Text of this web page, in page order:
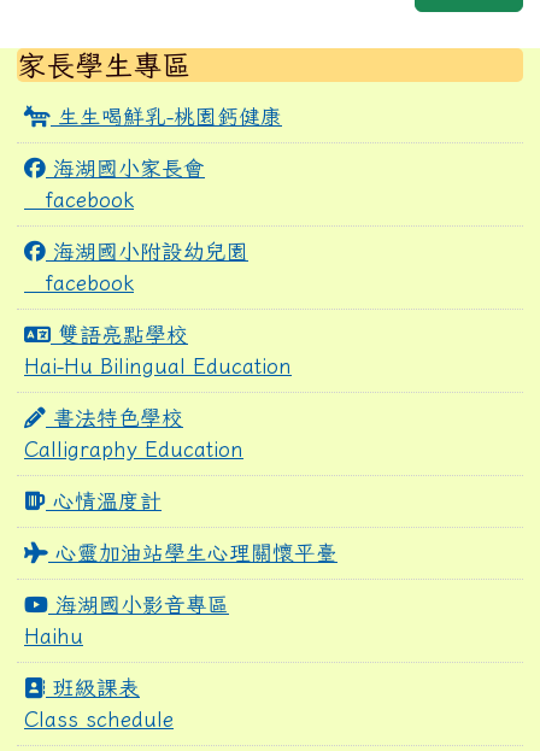
左邊區域內容
家長學生專區
生生喝鮮乳-桃園鈣健康
海湖國小家長會
facebook
海湖國小附設幼兒園
facebook
雙語亮點學校
Hai-Hu Bilingual Education
書法特色學校
Calligraphy Education
心情溫度計
心靈加油站學生心理關懷平臺
海湖國小影音專區
Haihu
班級課表
Class schedule